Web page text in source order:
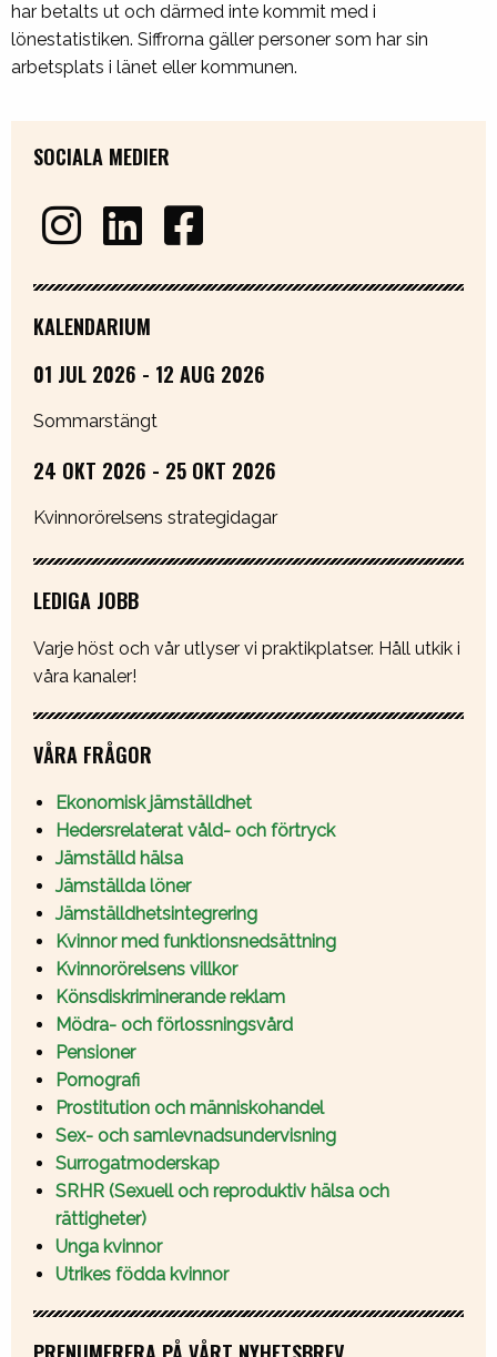
har betalts ut och därmed inte kommit med i
lönestatistiken. Siffrorna gäller personer som har sin
arbetsplats i länet eller kommunen.
SOCIALA MEDIER
KALENDARIUM
01 JUL 2026 - 12 AUG 2026
Sommarstängt
24 OKT 2026 - 25 OKT 2026
Kvinnorörelsens strategidagar
LEDIGA JOBB
Varje höst och vår utlyser vi praktikplatser. Håll utkik i
våra kanaler!
VÅRA FRÅGOR
Ekonomisk jämställdhet
Hedersrelaterat våld- och förtryck
Jämställd hälsa
Jämställda löner
Jämställdhetsintegrering
Kvinnor med funktionsnedsättning
Kvinnorörelsens villkor
Könsdiskriminerande reklam
Mödra- och förlossningsvård
Pensioner
Pornografi
Prostitution och människohandel
Sex- och samlevnadsundervisning
Surrogatmoderskap
SRHR (Sexuell och reproduktiv hälsa och
rättigheter)
Unga kvinnor
Utrikes födda kvinnor